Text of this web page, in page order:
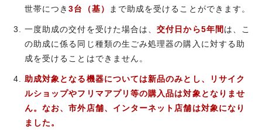
世帯につき3台（基） まで助成を受けることができます。
一度助成の交付を受けた場合は、交付日から5年間 は、こ
の助成に係る同じ種類の生ごみ処理器の購入に対する助
成を受けることはできません。
助成対象となる機器については新品のみとし、リサイク
ルショップやフリマアプリ等の購入品は対象となりませ
ん。なお、市外店舗、インターネット店舗は対象になり
ました。